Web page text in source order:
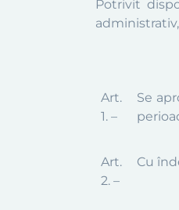
Potrivit
Art.
1. –
Se
Art.
2. –
Cu